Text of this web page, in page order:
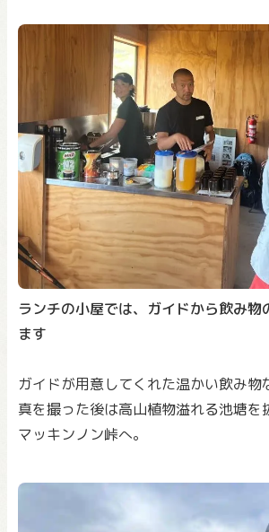
ランチの小屋では、ガイドから飲み物
ます
ガイドが用意してくれた温かい飲み物
真を撮った後は高山植物溢れる池塘を
マッキンノン峠へ。